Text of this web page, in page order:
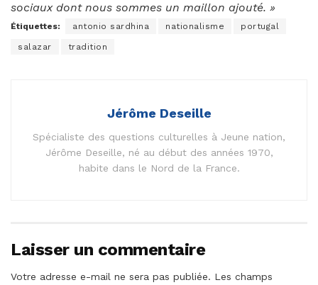
sociaux dont nous sommes un maillon ajouté. »
Étiquettes: antonio sardhina nationalisme portugal
salazar tradition
Jérôme Deseille
Spécialiste des questions culturelles à Jeune nation,
Jérôme Deseille, né au début des années 1970,
habite dans le Nord de la France.
Laisser un commentaire
Votre adresse e-mail ne sera pas publiée. Les champs